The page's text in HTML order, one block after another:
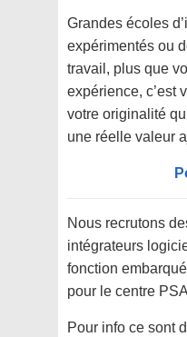
Grandes écoles
expérimentés ou
travail, plus que
expérience, c’est
votre originalité
une réelle valeur
Nous recrutons
intégrateurs
fonction
pour le centre PSA
Pour info ce sont